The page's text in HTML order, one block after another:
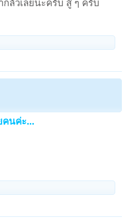
ลัวเลยนะครับ สู้ ๆ ครับ
คนค่ะ...